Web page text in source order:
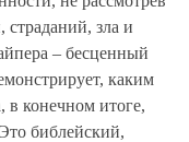
страданий, зла и
– бесценный
каким
в конечном итоге,
библейский,